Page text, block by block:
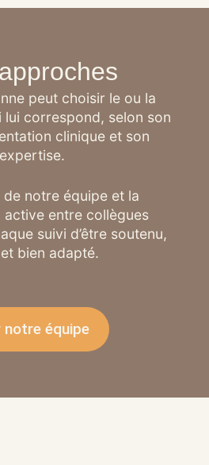
peut choisir le ou la
correspond, selon son
clinique et son
expertise.
notre équipe et la
entre collègues
suivi d’être soutenu,
bien adapté.
notre équipe